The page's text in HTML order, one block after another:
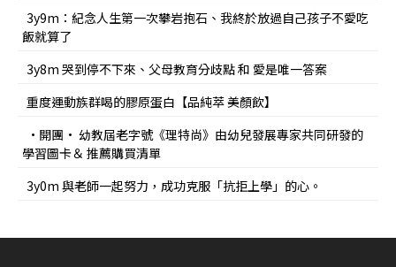
3y9m：紀念人生第一次攀岩抱石、我終於放過自己孩子不愛吃
飯就算了
3y8m 哭到停不下來、父母教育分歧點 和 愛是唯一答案
重度運動族群喝的膠原蛋白【品純萃 美顏飲】
•開團• 幼教屆老字號《理特尚》由幼兒發展專家共同研發的
學習圖卡＆ 推薦購買清單
3y0m 與老師一起努力，成功克服「抗拒上學」的心。